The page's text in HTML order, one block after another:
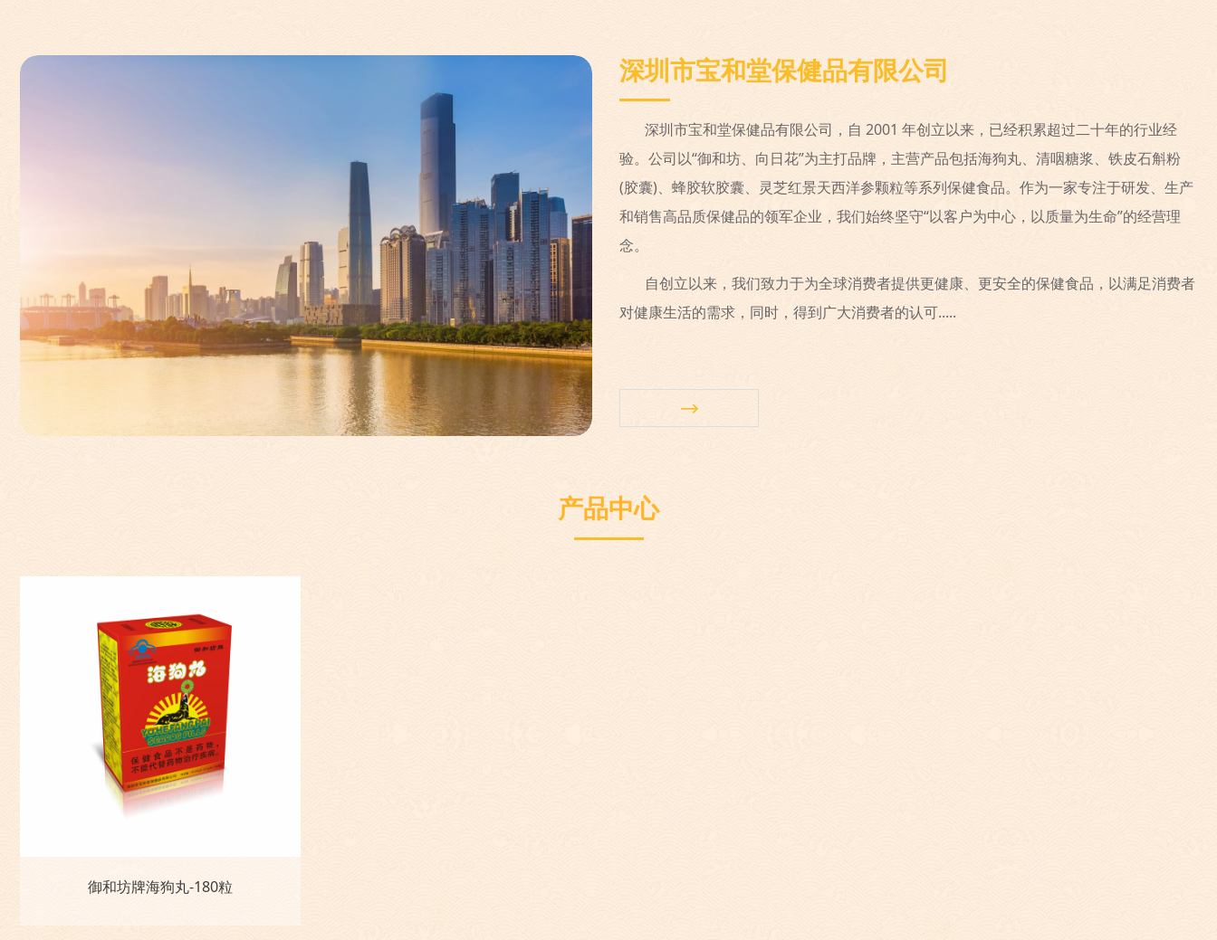
深圳市宝和堂保健品有限公司
深圳市宝和堂保健品有限公司，自 2001 年创立以来，已经积累超过二十年的行业经
验。公司以“御和坊、向日花”为主打品牌，主营产品包括海狗丸、清咽糖浆、铁皮石斛粉
(胶囊)、蜂胶软胶囊、灵芝红景天西洋参颗粒等系列保健食品。作为一家专注于研发、生产
和销售高品质保健品的领军企业，我们始终坚守“以客户为中心，以质量为生命”的经营理
念。
自创立以来，我们致力于为全球消费者提供更健康、更安全的保健食品，以满足消费者
对健康生活的需求，同时，得到广大消费者的认可.....
产品中心
御和坊牌海狗丸-180粒